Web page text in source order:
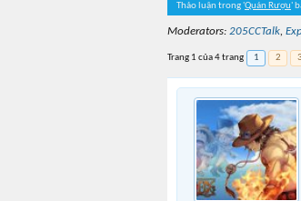
Thảo luận trong 'Quán Rượu'
Moderators: 205CCTalk,
Trang 1 của 4 trang 1 2 3